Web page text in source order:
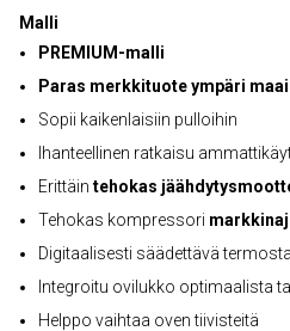
Malli
PREMIUM-malli
Paras merkkituote ympäri
Sopii kaikenlaisiin pulloihin
Ihanteellinen ratkaisu
Erittäin tehokas
Tehokas kompressori
Digitaalisesti säädettävä
Integroitu ovilukko optimaalista
Helppo vaihtaa oven tiivisteitä